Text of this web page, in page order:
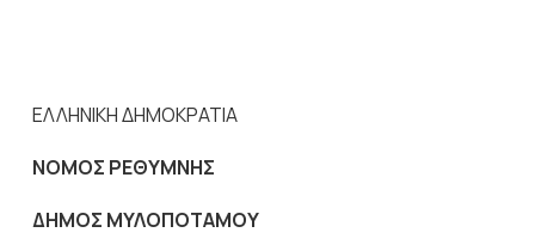
ΕΛΛΗΝΙΚΗ ΔΗΜΟΚΡΑΤΙΑ
ΝΟΜΟΣ ΡΕΘΥΜΝΗΣ
ΔΗΜΟΣ ΜΥΛΟΠΟΤΑΜΟΥ